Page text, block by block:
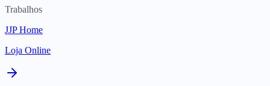
Trabalhos
JJP Home
Loja Online